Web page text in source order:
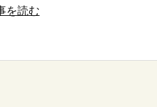
を読む